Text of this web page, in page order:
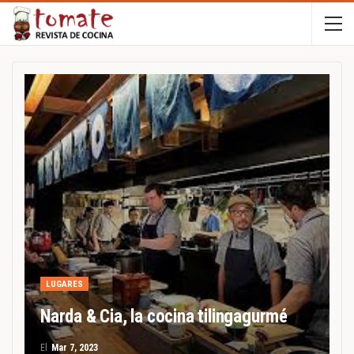
LUGARES
Narda & Cia, la cocina tilingagurmé
El Mar 7, 2023